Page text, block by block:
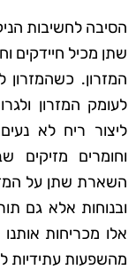
הסיבה לחשיבות
שתן מכיל חיידקים
המזרון. כשהמזרון
לעומק המזרון
ליצור ריח לא
וחומרים מזיקים
השארת שתן על
ובנוחות אלא גם
אלו מכריחות אותנו
מהשפעות עתידיות